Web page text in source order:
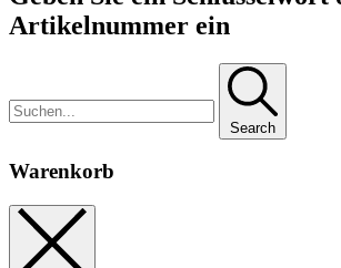
Artikelnummer ein
Search
Warenkorb